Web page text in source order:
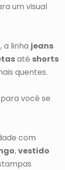
um visual
a linha jeans
até shorts
quentes.
você se
com
,vestido